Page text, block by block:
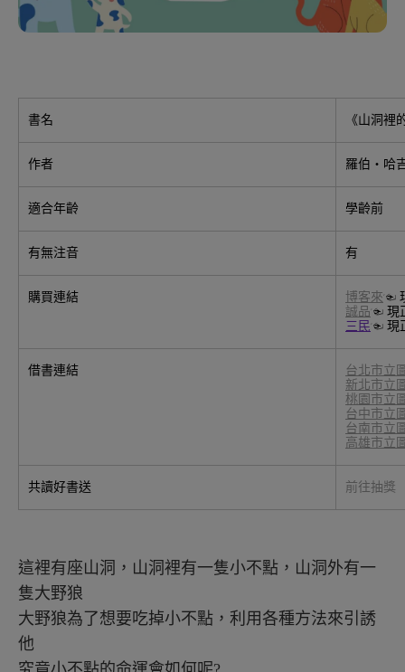
書名 《山洞裡
作者 羅伯‧哈
適合年齡 學齡前
有無注音 有
購買連結 博客來☜
誠品☜ 現
三民☜ 現
借書連結
台北市立
新北市立
桃園市立
台中市立
台南市立
高雄市立
共讀好書送 前往抽獎
這裡有座山洞，山洞裡有一隻小不點，山洞外有一
隻大野狼
大野狼為了想要吃掉小不點，利用各種方法來引誘
他